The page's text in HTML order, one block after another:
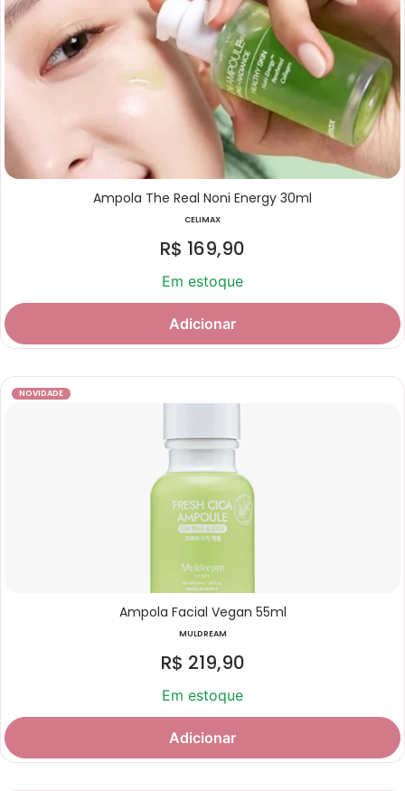
Ampola The Real Noni Energy 30ml
CELIMAX
R$ 169,90
Em estoque
Adicionar
NOVIDADE
Ampola Facial Vegan 55ml
MULDREAM
R$ 219,90
Em estoque
Adicionar